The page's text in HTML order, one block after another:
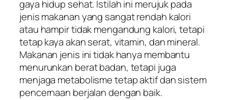
gaya hidup sehat. Istilah ini merujuk pada
jenis makanan yang sangat rendah kalori
atau hampir tidak mengandung kalori, tetapi
tetap kaya akan serat, vitamin, dan mineral.
Makanan jenis ini tidak hanya membantu
menurunkan berat badan, tetapi juga
menjaga metabolisme tetap aktif dan sistem
pencernaan berjalan dengan baik.